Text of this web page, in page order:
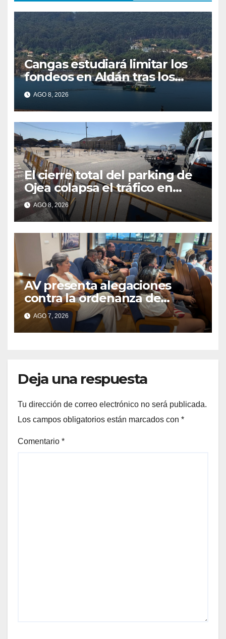
Cangas estudiará limitar los
fondeos en Aldán tras los
últimos episodios de
contaminación en O Con
AGO 8, 2026
El cierre total del parking de
Ojea colapsa el tráfico en
Cangas
AGO 8, 2026
AV presenta alegaciones
contra la ordenanza de
residuos del Morrazo por
considerar que impone
cargas “desproporcionadas”
AGO 7, 2026
Deja una respuesta
Tu dirección de correo electrónico no será publicada.
Los campos obligatorios están marcados con *
Comentario *